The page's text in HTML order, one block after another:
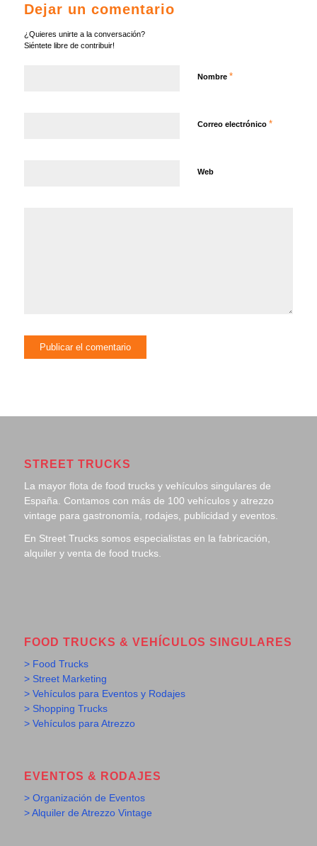
Dejar un comentario
¿Quieres unirte a la conversación?
Siéntete libre de contribuir!
Nombre *
Correo electrónico *
Web
STREET TRUCKS
La mayor flota de food trucks y vehículos singulares de
España. Contamos con más de 100 vehículos y atrezzo
vintage para gastronomía, rodajes, publicidad y eventos.
En Street Trucks somos especialistas en la fabricación,
alquiler y venta de food trucks.
FOOD TRUCKS & VEHÍCULOS SINGULARES
> Food Trucks
> Street Marketing
> Vehículos para Eventos y Rodajes
> Shopping Trucks
> Vehículos para Atrezzo
EVENTOS & RODAJES
> Organización de Eventos
> Alquiler de Atrezzo Vintage